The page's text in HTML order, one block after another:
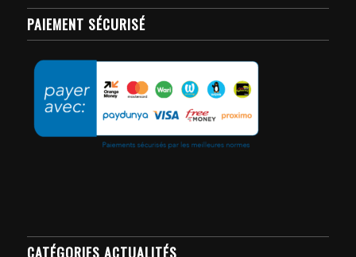
PAIEMENT SÉCURISÉ
CATÉGORIES ACTUALITÉS